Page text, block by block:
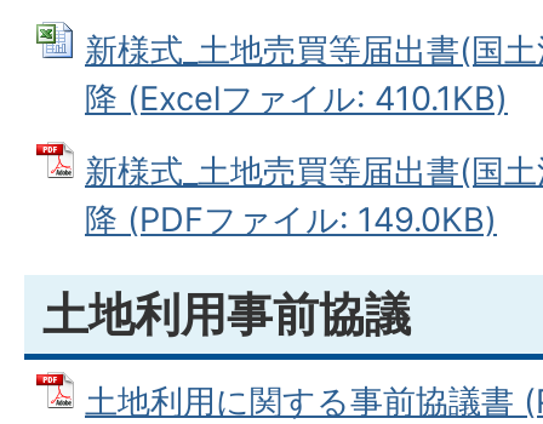
新様式_土地売買等届出書(国
降 (Excelファイル: 410.1KB)
新様式_土地売買等届出書(国
降 (PDFファイル: 149.0KB)
土地利用事前協議
土地利用に関する事前協議書